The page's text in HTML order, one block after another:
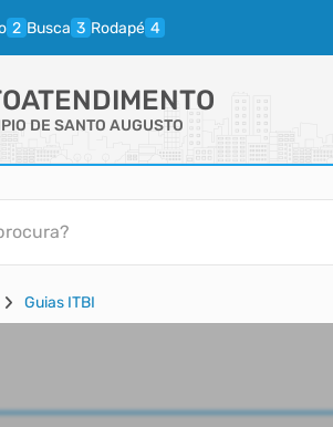
Busca Rodapé
DE SANTO AUGUSTO
Guias ITBI